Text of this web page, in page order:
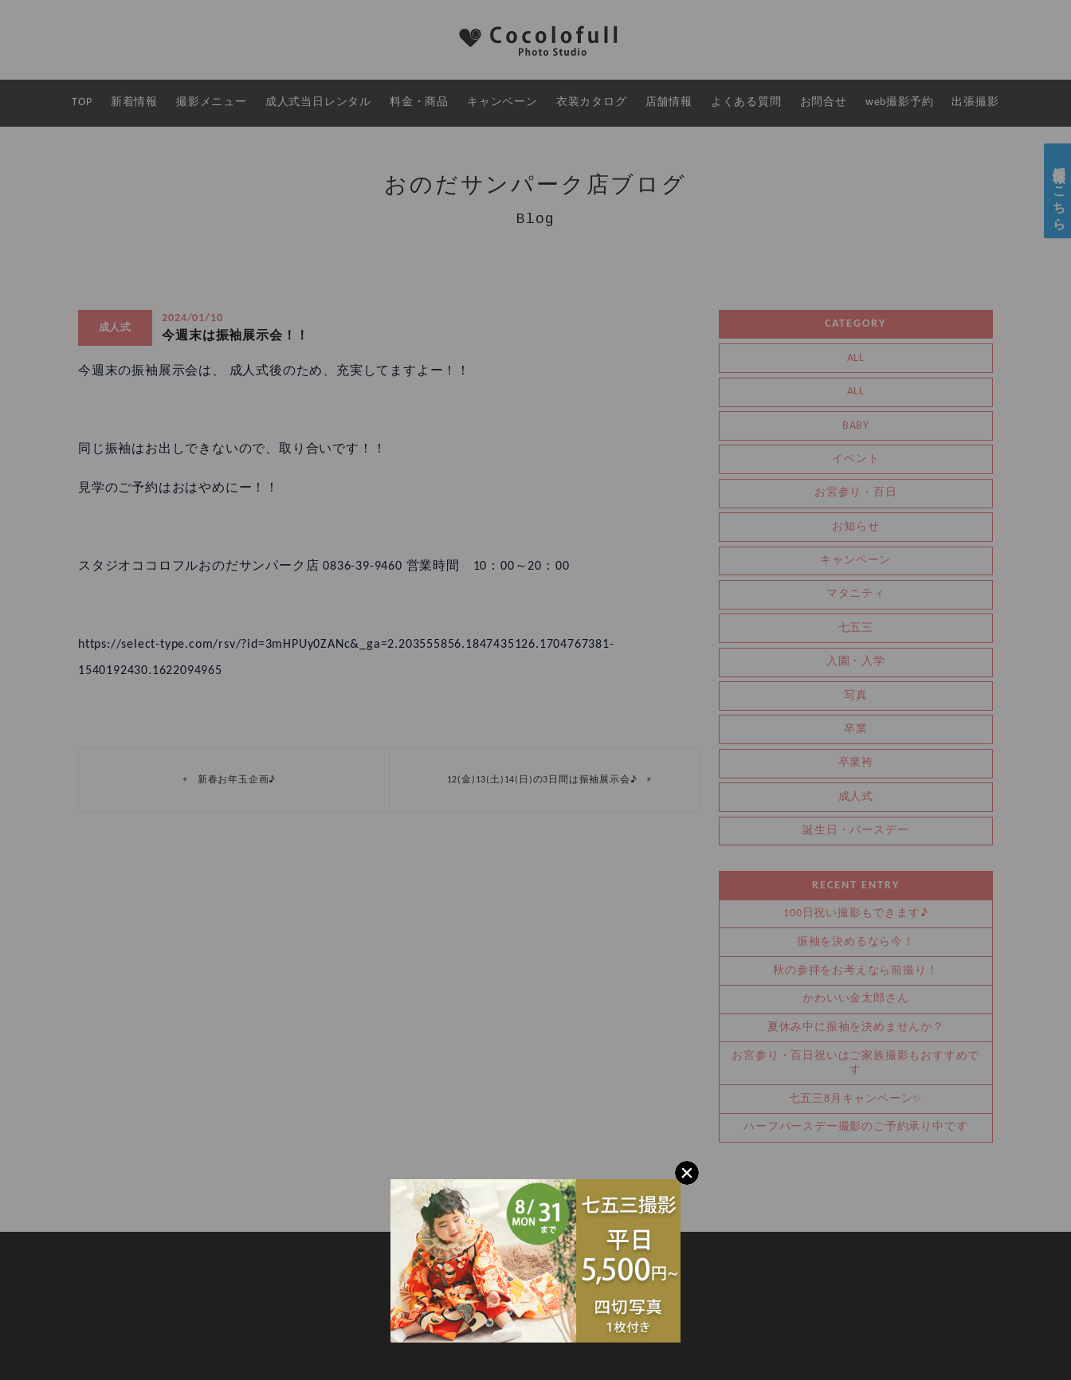
TOP 新着情報 撮影メニュー 成人式当日レンタル 料金・商品 キャンペーン 衣装カタログ 店舗情報 よくある質問 お問合せ web撮影予約 出張撮影
おのだサンパーク店ブログ
Blog
成人式
2024/01/10
今週末は振袖展示会！！
今週末の振袖展示会は、 成人式後のため、充実してますよー！！
同じ振袖はお出しできないので、取り合いです！！
見学のご予約はおはやめにー！！
スタジオココロフルおのだサンパーク店 0836-39-9460 営業時間 10：00～20：00
https://select-type.com/rsv/?id=3mHPUy0ZANc&_ga=2.203555856.1847435126.1704767381-
1540192430.1622094965
« 新春お年玉企画♪ 12(金)13(土)14(日)の3日間は振袖展示会♪ »
CATEGORY
ALL
ALL
BABY
イベント
お宮参り・百日
お知らせ
キャンペーン
マタニティ
七五三
入園・入学
写真
卒業
卒業袴
成人式
誕生日・バースデー
RECENT ENTRY
100日祝い撮影もできます♪
振袖を決めるなら今！
秋の参拝をお考えなら前撮り！
かわいい金太郎さん
夏休み中に振袖を決めませんか？
お宮参り・百日祝いはご家族撮影もおすすめで
す
七五三8月キャンペーン✨
ハーフバースデー撮影のご予約承り中です
SITEMAP
採用情報はこちら